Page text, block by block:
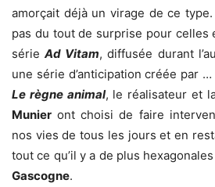
amorçait déjà un virage de ce
pas du tout de surprise pour celles
sérieAd Vitam, diffusée durant
une série d’anticipation créée par …
Le règne animal, le réalisateur et
Munier ont choisi de faire
nos vies de tous les jours et en
tout ce qu’il y a de plus
Gascogne.